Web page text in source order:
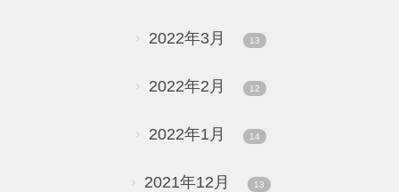
2022年3月 13
2022年2月 12
2022年1月 14
2021年12月 13